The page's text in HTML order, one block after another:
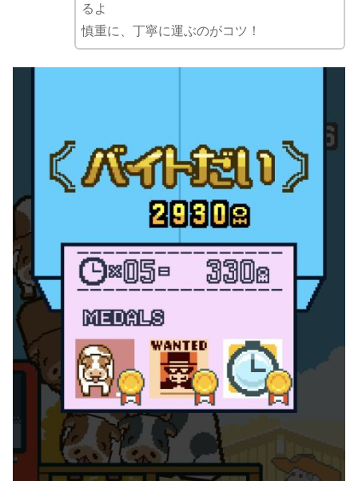
るよ
慎重に、丁寧に運ぶのがコツ！